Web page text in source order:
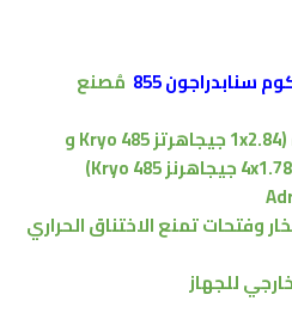
سنابدراجون 855
مُصنع
(1x2.84 جيجاهرتز Kryo 485 و
وفتحات تمنع الاختناق الحراري
للجهاز